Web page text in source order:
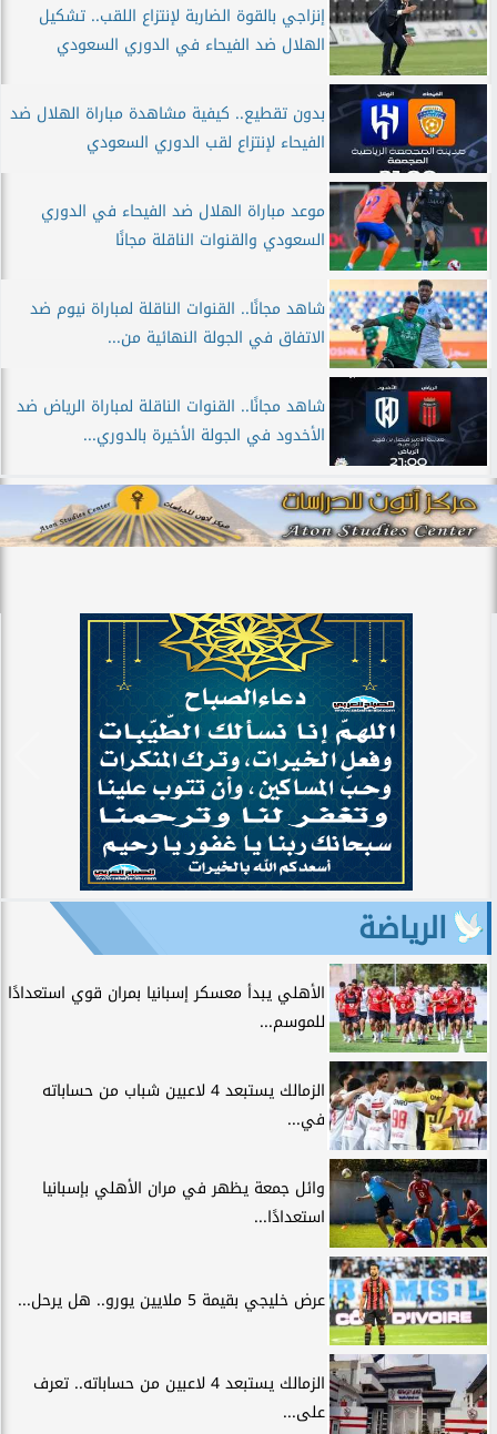
إنزاجي بالقوة الضاربة لإنتزاع اللقب.. تشكيل
الهلال ضد الفيحاء في الدوري السعودي
بدون تقطيع.. كيفية مشاهدة مباراة الهلال ضد
الفيحاء لإنتزاع لقب الدوري السعودي
موعد مباراة الهلال ضد الفيحاء في الدوري
السعودي والقنوات الناقلة مجانًا
شاهد مجانًا.. القنوات الناقلة لمباراة نيوم ضد
الاتفاق في الجولة النهائية من...
شاهد مجانًا.. القنوات الناقلة لمباراة الرياض ضد
الأخدود في الجولة الأخيرة بالدوري...
الرياضة
الأهلي يبدأ معسكر إسبانيا بمران قوي استعدادًا
للموسم...
الزمالك يستبعد 4 لاعبين شباب من حساباته
في...
وائل جمعة يظهر في مران الأهلي بإسبانيا
استعدادًا...
عرض خليجي بقيمة 5 ملايين يورو.. هل يرحل...
الزمالك يستبعد 4 لاعبين من حساباته.. تعرف
على...